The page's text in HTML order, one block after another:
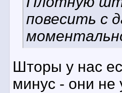
повесить с
Шторы у нас
минус - они не